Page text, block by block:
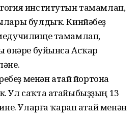
институтын тамамлап,
булдыҡ. Кинйәбеҙ
тамамлап,
буйынса Асҡар
менән атай йортона
Ул саҡта атайыбыҙҙың 13
Уларға ҡарап атай менән